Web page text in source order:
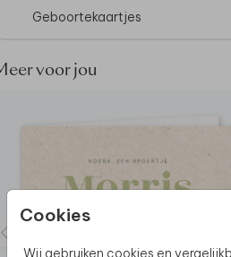
Cookies
Wij gebruiken cookies en
Geboortekaartjes
voor jou